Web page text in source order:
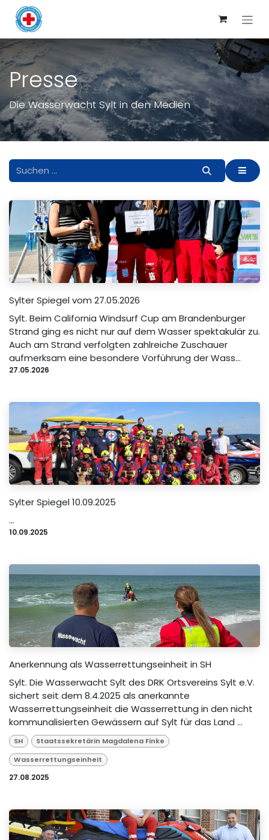
Zum Inhalt springen
Presse
Die Wasserwacht Sylt in den Medien
Sylter Spiegel vom 27.05.2026
Sylt. Beim California Windsurf Cup am Brandenburger
Strand ging es nicht nur auf dem Wasser spektakulär zu.
Auch am Strand verfolgten zahlreiche Zuschauer
aufmerksam eine besondere Vorführung der Wass...
27.05.2026
Sylter Spiegel 10.09.2025
...
10.09.2025
Anerkennung als Wasserrettungseinheit in SH
Sylt. Die Wasserwacht Sylt des DRK Ortsvereins Sylt e.V.
sichert seit dem 8.4.2025 als anerkannte
Wasserrettungseinheit die Wasserrettung in den nicht
kommunalisierten Gewässern auf Sylt für das Land ...
SH
Staatssekretärin Magdalena Finke
Wasserrettungseinheit
27.08.2025